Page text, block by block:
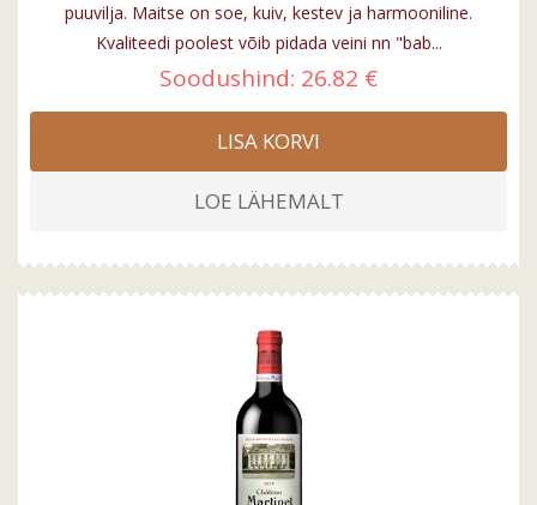
puuvilja. Maitse on soe, kuiv, kestev ja harmooniline.
Kvaliteedi poolest võib pidada veini nn "bab...
Soodushind: 26.82 €
LISA KORVI
LOE LÄHEMALT